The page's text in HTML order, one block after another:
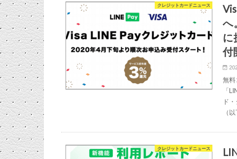
クレジットカードニュース
へ
に
付
無料
「
ド
（
クレジットカードニュース